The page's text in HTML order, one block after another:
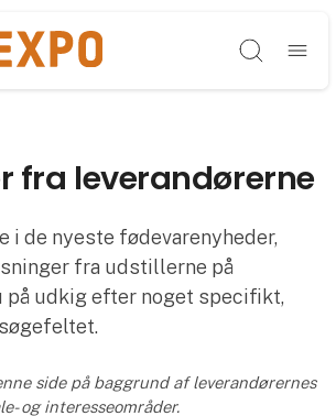
Søg
fra leverandørerne
i de nyeste fødevarenyheder,
fra udstillerne på
på udkig efter noget specifikt,
side på baggrund af leverandørernes
og interesseområder.